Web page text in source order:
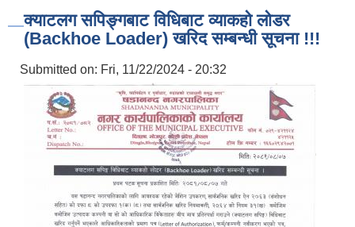
क्याटलग सपिङ्गबाट विधिबाट व्याकहो लोडर
(Backhoe Loader) खरिद सम्बन्धी सूचना !!!
Submitted on: Fri, 11/22/2024 - 20:32